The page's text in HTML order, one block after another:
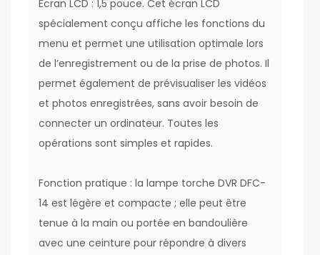
Écran LCD : 1,5 pouce. Cet écran LCD
spécialement conçu affiche les fonctions du
menu et permet une utilisation optimale lors
de l’enregistrement ou de la prise de photos. Il
permet également de prévisualiser les vidéos
et photos enregistrées, sans avoir besoin de
connecter un ordinateur. Toutes les
opérations sont simples et rapides.
Fonction pratique : la lampe torche DVR DFC-
14 est légère et compacte ; elle peut être
tenue à la main ou portée en bandoulière
avec une ceinture pour répondre à divers